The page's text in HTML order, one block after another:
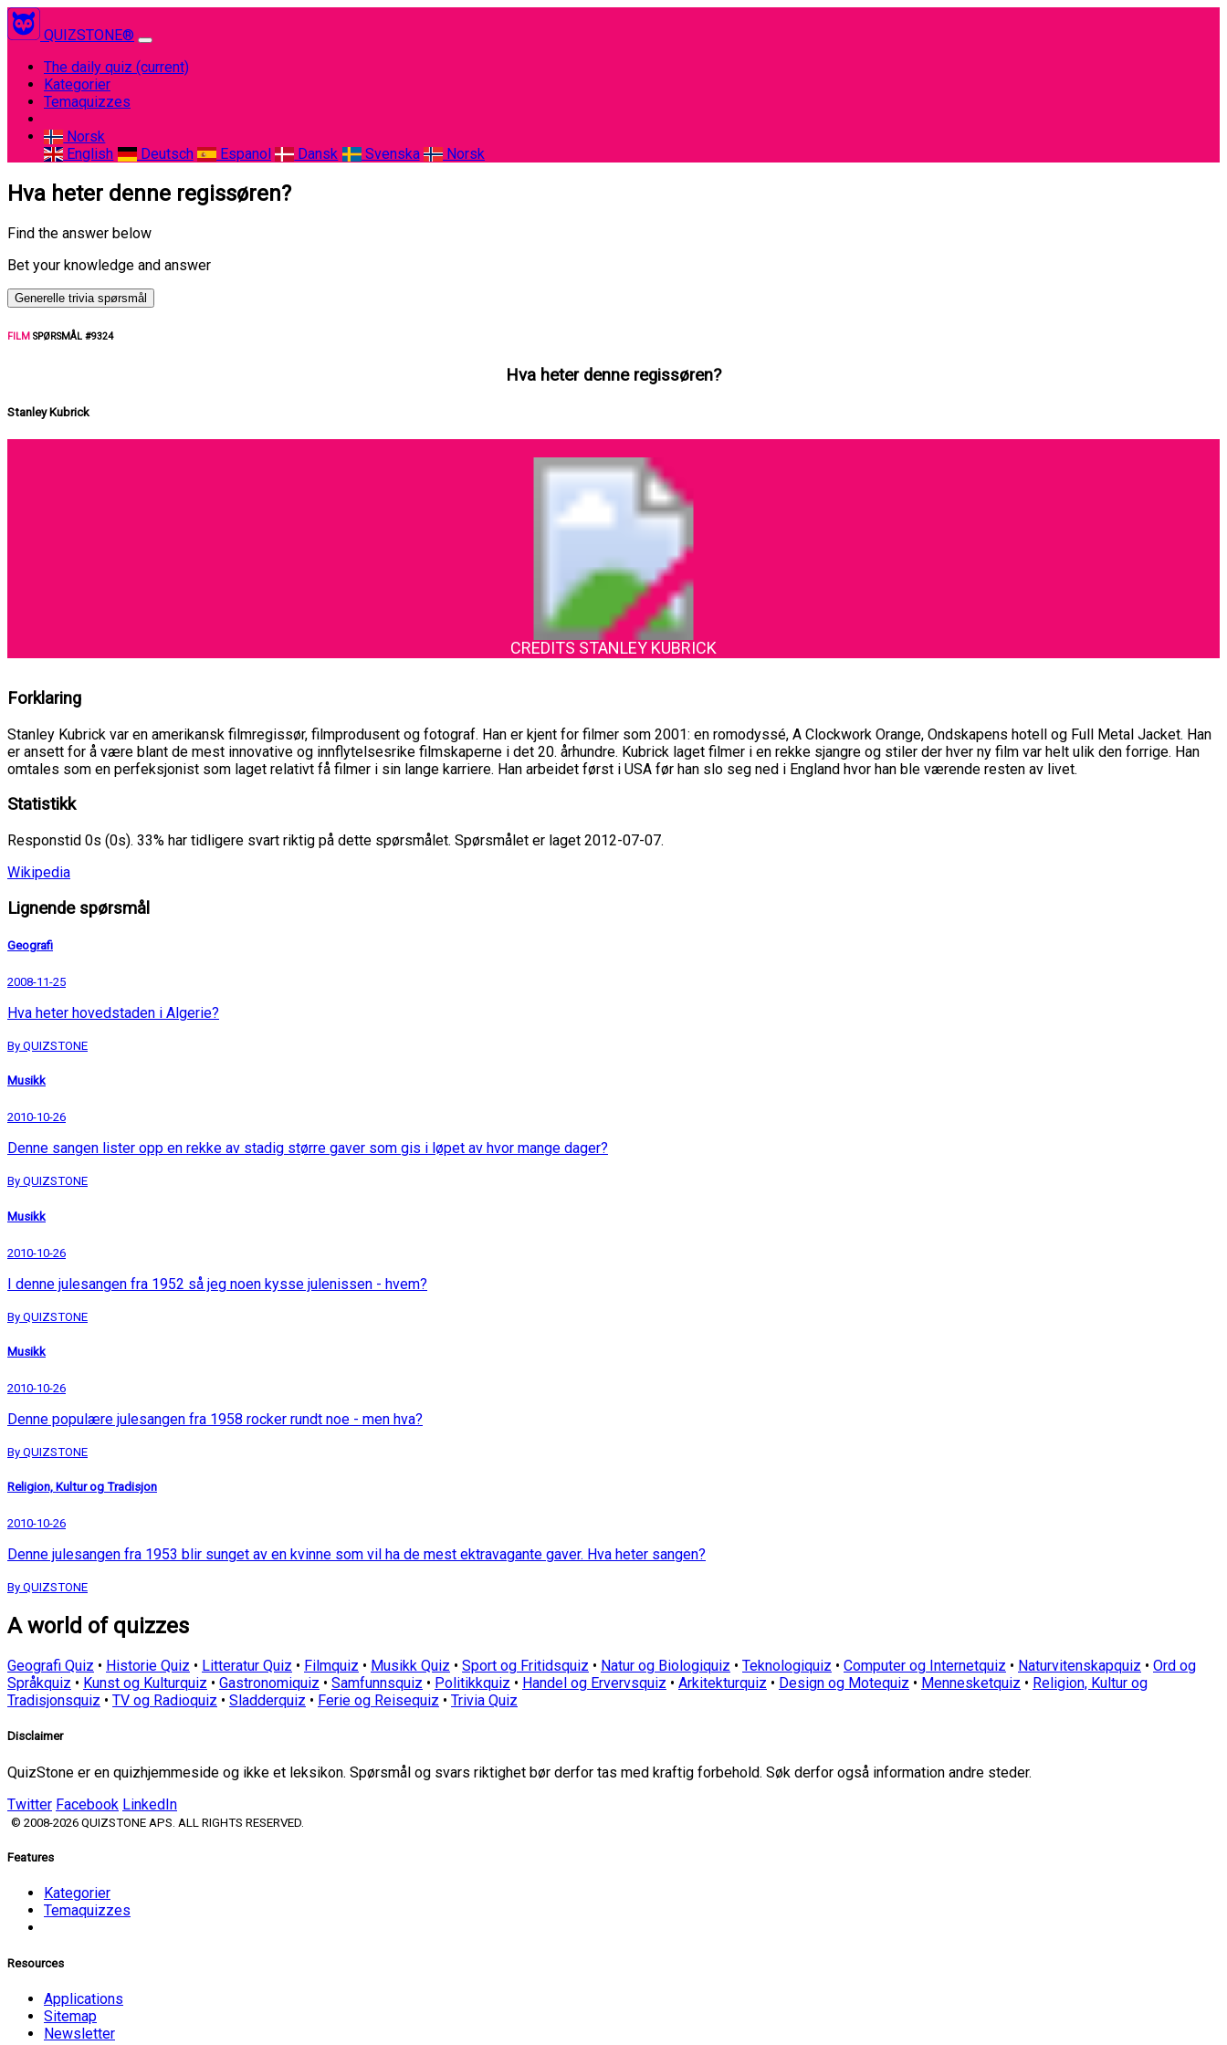
QUIZSTONE®
The daily quiz (current)
Kategorier
Temaquizzes
Norsk
English
Deutsch Espanol Dansk Svenska Norsk
Hva heter denne regissøren?
Find the answer below
Bet your knowledge and answer
Generelle trivia spørsmål
FILM SPØRSMÅL #9324
Hva heter denne regissøren?
Stanley Kubrick
CREDITS STANLEY KUBRICK
Forklaring
Stanley Kubrick var en amerikansk filmregissør, filmprodusent og fotograf. Han er kjent for filmer som 2001: en romodyssé, A Clockwork Orange, Ondskapens hotell og Full Metal Jacket. Han
er ansett for å være blant de mest innovative og innflytelsesrike filmskaperne i det 20. århundre. Kubrick laget filmer i en rekke sjangre og stiler der hver ny film var helt ulik den forrige. Han
omtales som en perfeksjonist som laget relativt få filmer i sin lange karriere. Han arbeidet først i USA før han slo seg ned i England hvor han ble værende resten av livet.
Statistikk
Responstid 0s (0s). 33% har tidligere svart riktig på dette spørsmålet. Spørsmålet er laget 2012-07-07.
Wikipedia
Lignende spørsmål
Geografi
2008-11-25
Hva heter hovedstaden i Algerie?
By QUIZSTONE
Musikk
2010-10-26
Denne sangen lister opp en rekke av stadig større gaver som gis i løpet av hvor mange dager?
By QUIZSTONE
Musikk
2010-10-26
I denne julesangen fra 1952 så jeg noen kysse julenissen - hvem?
By QUIZSTONE
Musikk
2010-10-26
Denne populære julesangen fra 1958 rocker rundt noe - men hva?
By QUIZSTONE
Religion, Kultur og Tradisjon
2010-10-26
Denne julesangen fra 1953 blir sunget av en kvinne som vil ha de mest ektravagante gaver. Hva heter sangen?
By QUIZSTONE
A world of quizzes
Geografi Quiz • Historie Quiz • Litteratur Quiz • Filmquiz • Musikk Quiz • Sport og Fritidsquiz • Natur og Biologiquiz • Teknologiquiz • Computer og Internetquiz • Naturvitenskapquiz • Ord og
Språkquiz • Kunst og Kulturquiz • Gastronomiquiz • Samfunnsquiz • Politikkquiz • Handel og Ervervsquiz • Arkitekturquiz • Design og Motequiz • Mennesketquiz • Religion, Kultur og
Tradisjonsquiz • TV og Radioquiz • Sladderquiz • Ferie og Reisequiz • Trivia Quiz
Disclaimer
QuizStone er en quizhjemmeside og ikke et leksikon. Spørsmål og svars riktighet bør derfor tas med kraftig forbehold. Søk derfor også information andre steder.
Twitter Facebook LinkedIn
© 2008-2026 QUIZSTONE APS. ALL RIGHTS RESERVED.
Features
Kategorier
Temaquizzes
Resources
Applications
Sitemap
Newsletter